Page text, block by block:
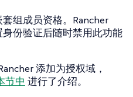
组成员资格。Rancher
份验证后随时禁用此功能
添加为授权域，
节中 进行了介绍。